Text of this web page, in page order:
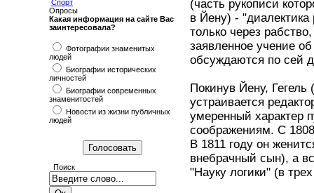
Спорт
Опросы
Какая информация на сайте Вас
заинтересовала?
Фотографии знаменитых
людей
Биографии исторических
личностей
Биографии современных
знаменитостей
Новости из жизни публичных
людей
Поиск
(часть рукописи
в Йену) -
только через
заявленное учение
обсуждаются по сей
Покинув Йену,
устраивается
умеренный характер
соображениям. С
В 1811 году он
внебрачный сын), а
"Науку логики" (в